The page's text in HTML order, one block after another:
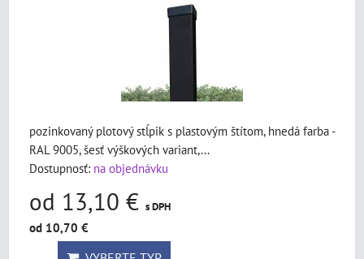
pozinkovaný plotový stĺpik s plastovým štítom, hnedá farba -
RAL 9005, šesť výškových variant,...
Dostupnosť: na objednávku
od 13,10 € s DPH
od 10,70 €